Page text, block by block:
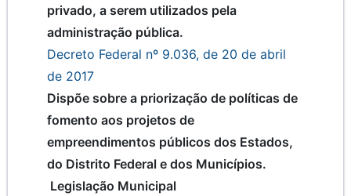
privado, a serem utilizados pela
administração pública.
Decreto Federal nº 9.036, de 20 de abril
de 2017
Dispõe sobre a priorização de políticas de
fomento aos projetos de
empreendimentos públicos dos Estados,
do Distrito Federal e dos Municípios.
Legislação Municipal